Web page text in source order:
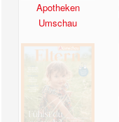
Apotheken
Umschau